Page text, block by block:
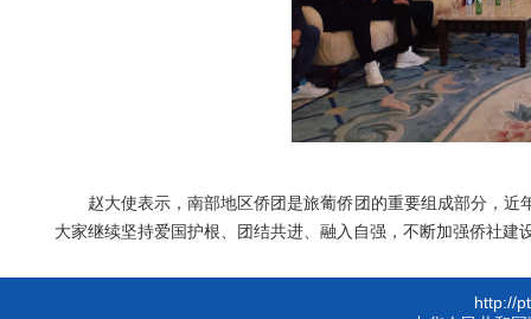
赵大使表示，南部地区侨团是旅葡侨团的重要组成部分，
大家继续坚持爱国护根、团结共进、融入自强，不断加强侨社建
http://